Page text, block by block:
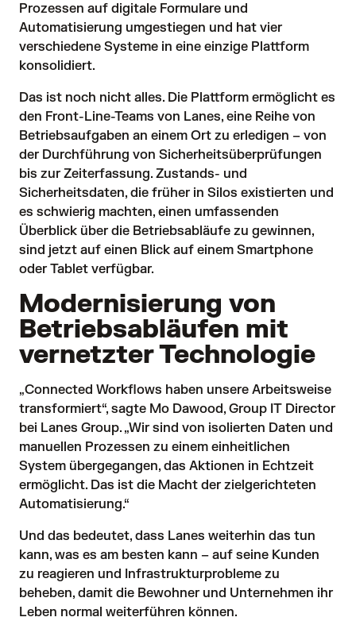
Prozessen auf digitale Formulare und
Automatisierung umgestiegen und hat vier
verschiedene Systeme in eine einzige Plattform
konsolidiert.
Das ist noch nicht alles. Die Plattform ermöglicht es
den Front-Line-Teams von Lanes, eine Reihe von
Betriebsaufgaben an einem Ort zu erledigen – von
der Durchführung von Sicherheitsüberprüfungen
bis zur Zeiterfassung. Zustands- und
Sicherheitsdaten, die früher in Silos existierten und
es schwierig machten, einen umfassenden
Überblick über die Betriebsabläufe zu gewinnen,
sind jetzt auf einen Blick auf einem Smartphone
oder Tablet verfügbar.
Modernisierung von
Betriebsabläufen mit
vernetzter Technologie
„Connected Workflows haben unsere Arbeitsweise
transformiert“, sagte Mo Dawood, Group IT Director
bei Lanes Group. „Wir sind von isolierten Daten und
manuellen Prozessen zu einem einheitlichen
System übergegangen, das Aktionen in Echtzeit
ermöglicht. Das ist die Macht der zielgerichteten
Automatisierung.“
Und das bedeutet, dass Lanes weiterhin das tun
kann, was es am besten kann – auf seine Kunden
zu reagieren und Infrastrukturprobleme zu
beheben, damit die Bewohner und Unternehmen ihr
Leben normal weiterführen können.